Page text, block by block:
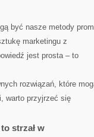
być nasze metody
marketingu z
jest prosta – to
rozwiązań, które
warto przyjrzeć się
strzał w